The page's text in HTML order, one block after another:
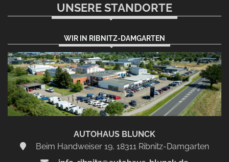
UNSERE STANDORTE
WIR IN RIBNITZ-DAMGARTEN
AUTOHAUS BLUNCK
Beim Handweiser 19, 18311 Ribnitz-Damgarten